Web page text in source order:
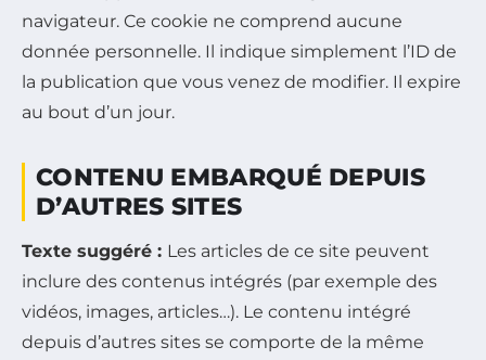
navigateur. Ce cookie ne comprend aucune
donnée personnelle. Il indique simplement l’ID de
la publication que vous venez de modifier. Il expire
au bout d’un jour.
CONTENU EMBARQUÉ DEPUIS
D’AUTRES SITES
Texte suggéré : Les articles de ce site peuvent
inclure des contenus intégrés (par exemple des
vidéos, images, articles…). Le contenu intégré
depuis d’autres sites se comporte de la même